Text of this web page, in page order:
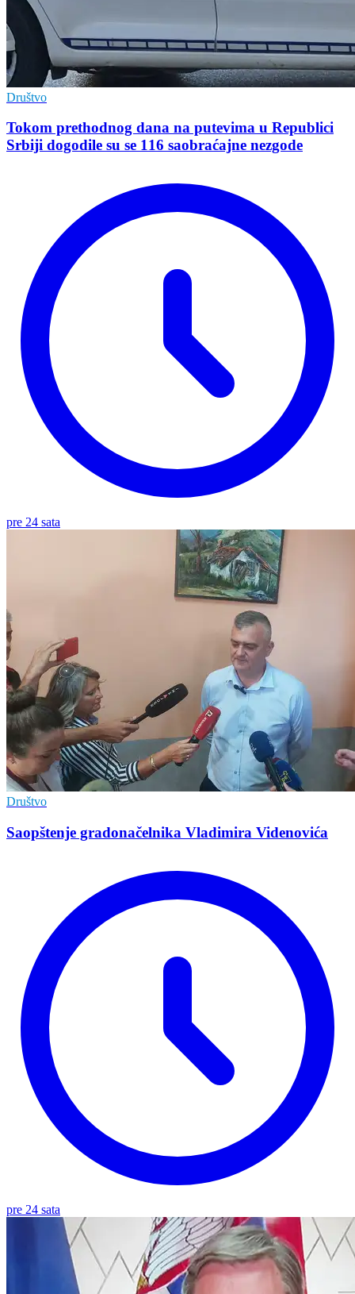
Društvo
Tokom prethodnog dana na putevima u Republici
Srbiji dogodile su se 116 saobraćajne nezgode
pre 24 sata
Društvo
Saopštenje gradonačelnika Vladimira Videnovića
pre 24 sata